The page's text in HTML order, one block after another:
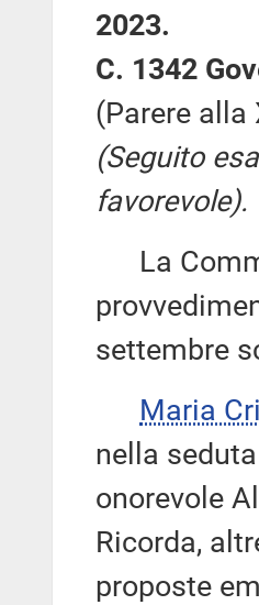
2023.
C. 1342
(Parere alla
(Seguito
favorevole).
La
settembre
Maria
nella
onorevole
Ricorda,
proposte